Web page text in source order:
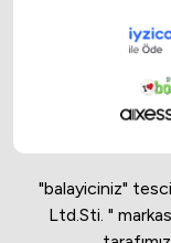
"balayiciniz"
Ltd.Sti. "